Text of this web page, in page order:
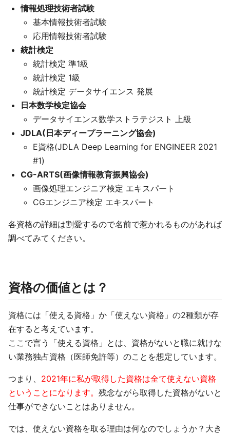
情報処理技術者試験
基本情報技術者試験
応用情報技術者試験
統計検定
統計検定 準1級
統計検定 1級
統計検定 データサイエンス 発展
日本数学検定協会
データサイエンス数学ストラテジスト 上級
JDLA(日本ディープラーニング協会)
E資格(JDLA Deep Learning for ENGINEER 2021
#1)
CG-ARTS(画像情報教育振興協会)
画像処理エンジニア検定 エキスパート
CGエンジニア検定 エキスパート
各資格の詳細は割愛するので名前で惹かれるものがあれば
調べてみてください。
資格の価値とは？
資格には「使える資格」か「使えない資格」の2種類が存
在すると考えています。
ここで言う「使える資格」とは、資格がないと職に就けな
い業務独占資格（医師免許等）のことを想定しています。
つまり、 2021年に私が取得した資格は全て使えない資格
ということになります。 残念ながら取得した資格がないと
仕事ができないことはありません。
では、使えない資格を取る理由は何なのでしょうか？大き